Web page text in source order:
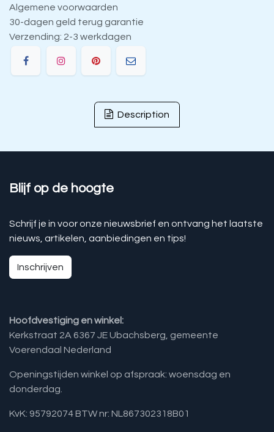
Algemene voorwaarden
30-dagen geld terug garantie
Verzending: 2-3 werkdagen
Description
Blijf op de hoogte
Schrijf je in voor onze nieuwsbrief en ontvang het laatste
nieuws, artikelen, aanbiedingen en tips!
Inschrijven
Hoofdvestiging en winkel:
Kerkstraat 2A 6367 JE Ubachsberg, gemeente
Voerendaal Nederland
Openingstijden winkel op afspraak: woensdag en
donderdag.
KvK: 95792074 BTW nr: NL867302318B01